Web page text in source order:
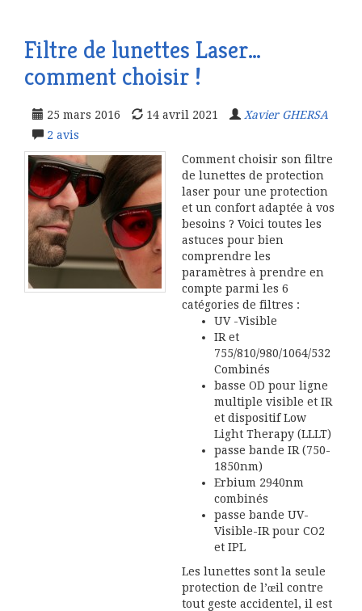
Filtre de lunettes Laser…
comment choisir !
25 mars 2016 14 avril 2021
Xavier GHERSA
2 avis
Comment choisir son filtre
de lunettes de protection
laser pour une protection
et un confort adaptée à vos
besoins ? Voici toutes les
astuces pour bien
comprendre les
paramètres à prendre en
compte parmi les 6
catégories de filtres :
UV -Visible
IR et
755/810/980/1064/532
Combinés
basse OD pour ligne
multiple visible et IR
et dispositif Low
Light Therapy (LLLT)
passe bande IR (750-
1850nm)
Erbium 2940nm
combinés
passe bande UV-
Visible-IR pour CO2
et IPL
Les lunettes sont la seule
protection de l’œil contre
tout geste accidentel, il est